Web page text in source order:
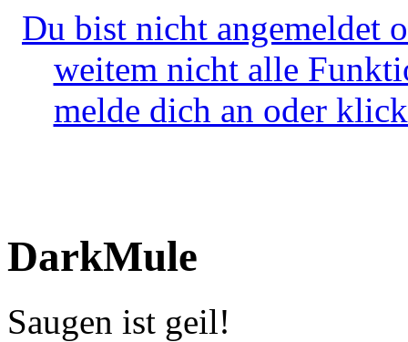
Du bist nicht angemeldet
weitem nicht alle
melde dich an oder
DarkMule
Saugen ist geil!